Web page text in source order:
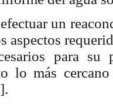
un
aspectos
para su
lo más